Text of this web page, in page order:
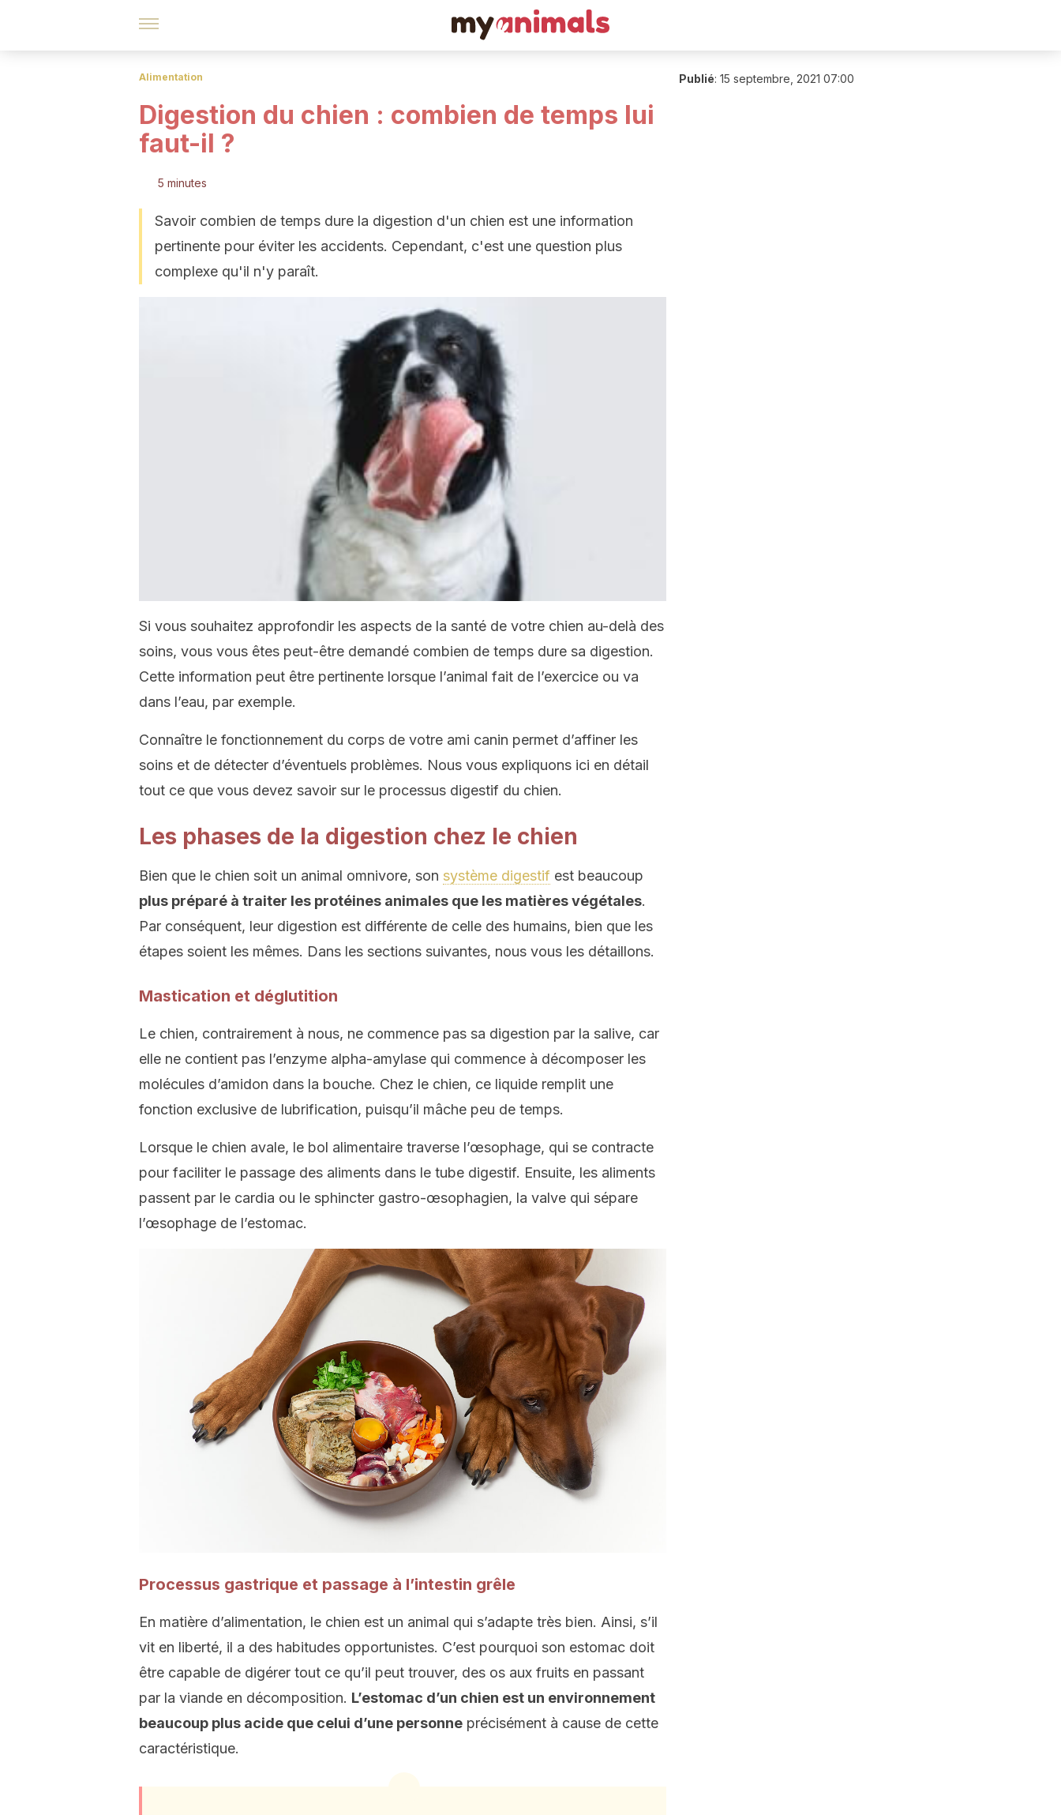
Alimentation
Digestion du chien : combien de temps lui
faut-il ?
5 minutes
Savoir combien de temps dure la digestion d'un chien est une information
pertinente pour éviter les accidents. Cependant, c'est une question plus
complexe qu'il n'y paraît.
Si vous souhaitez approfondir les aspects de la santé de votre chien au-delà des
soins, vous vous êtes peut-être demandé combien de temps dure sa digestion.
Cette information peut être pertinente lorsque l’animal fait de l’exercice ou va
dans l’eau, par exemple.
Connaître le fonctionnement du corps de votre ami canin permet d’affiner les
soins et de détecter d’éventuels problèmes. Nous vous expliquons ici en détail
tout ce que vous devez savoir sur le processus digestif du chien.
Les phases de la digestion chez le chien
Bien que le chien soit un animal omnivore, son système digestif est beaucoup
plus préparé à traiter les protéines animales que les matières végétales.
Par conséquent, leur digestion est différente de celle des humains, bien que les
étapes soient les mêmes. Dans les sections suivantes, nous vous les détaillons.
Mastication et déglutition
Le chien, contrairement à nous, ne commence pas sa digestion par la salive, car
elle ne contient pas l’enzyme alpha-amylase qui commence à décomposer les
molécules d’amidon dans la bouche. Chez le chien, ce liquide remplit une
fonction exclusive de lubrification, puisqu’il mâche peu de temps.
Lorsque le chien avale, le bol alimentaire traverse l’œsophage, qui se contracte
pour faciliter le passage des aliments dans le tube digestif. Ensuite, les aliments
passent par le cardia ou le sphincter gastro-œsophagien, la valve qui sépare
l’œsophage de l’estomac.
Processus gastrique et passage à l’intestin grêle
En matière d’alimentation, le chien est un animal qui s’adapte très bien. Ainsi, s’il
vit en liberté, il a des habitudes opportunistes. C’est pourquoi son estomac doit
être capable de digérer tout ce qu’il peut trouver, des os aux fruits en passant
par la viande en décomposition. L’estomac d’un chien est un environnement
beaucoup plus acide que celui d’une personne précisément à cause de cette
caractéristique.
Publié: 15 septembre, 2021 07:00